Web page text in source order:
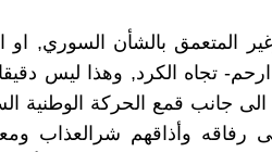
المتعمق بالشأن السوري, او
ارحم- تجاه الكرد, وهذا ليس
جانب قمع الحركة الوطنية
رفاقه وأذاقهم شرالعذاب